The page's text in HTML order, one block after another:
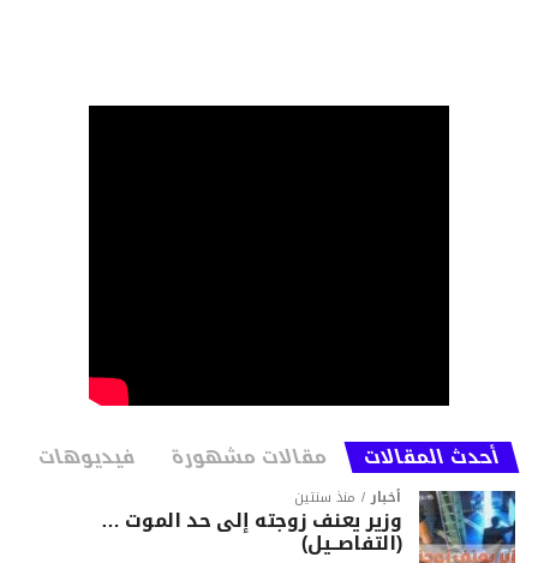
أحدث المقالات مقالات مشهورة فيديوهات
أخبار منذ سنتين
وزير يعنف زوجته إلى حد الموت …
(التفاصــيل)